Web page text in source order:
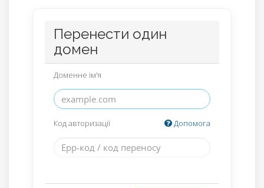
Перенести один
домен
Доменне ім'я
Код авторизації Допомога